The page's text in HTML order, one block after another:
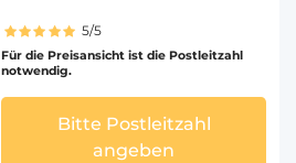
5/5
Für die Preisansicht ist die Postleitzahl
notwendig.
Bitte Postleitzahl
angeben